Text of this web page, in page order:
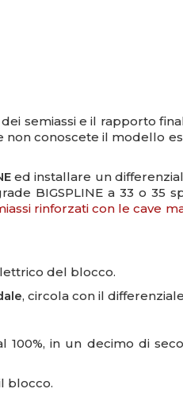
dei semiassi e il rapporto
non conoscete il modello
ed installare un
BIGSPLINE a 33 o 35
rinforzati con le cave
del blocco.
, circola con il
in un decimo di
blocco.